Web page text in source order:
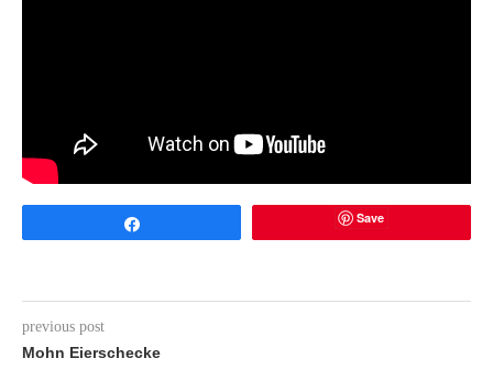
Save
previous post
Mohn Eierschecke